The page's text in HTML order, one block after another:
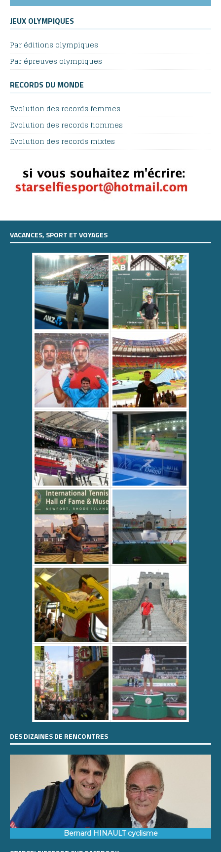
JEUX OLYMPIQUES
Par éditions olympiques
Par épreuves olympiques
RECORDS DU MONDE
Evolution des records femmes
Evolution des records hommes
Evolution des records mixtes
VACANCES, SPORT ET VOYAGES
DES DIZAINES DE RENCONTRES
Bernard HINAULT cyclisme